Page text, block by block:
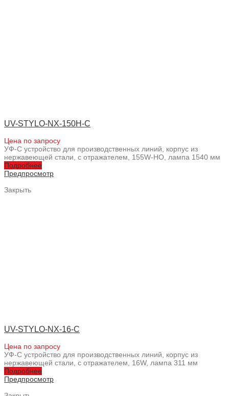
UV-STYLO-NX-150H-C
Цена по запросу
УФ-С устройство для производственных линий, корпус из
нержавеющей стали, с отражателем, 155W-HO, лампа 1540 мм
Подробнее
Предпросмотр
Закрыть
UV-STYLO-NX-16-C
Цена по запросу
УФ-С устройство для производственных линий, корпус из
нержавеющей стали, с отражателем, 16W, лампа 311 мм
Подробнее
Предпросмотр